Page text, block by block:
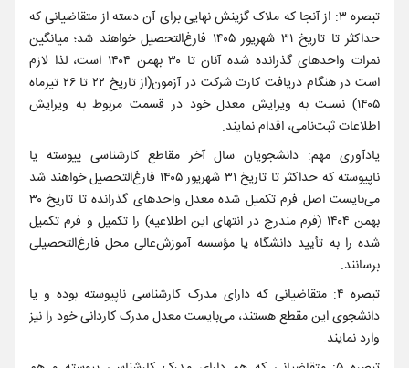
تبصره ۳: از آنجا که ملاک گزینش نهایی برای آن دسته از متقاضیانی که
حداکثر تا تاریخ ۳۱ شهریور ۱۴۰۵ فارغ‌التحصیل خواهند شد؛ میانگین
نمرات واحدهای گذرانده شده آنان تا ۳۰ بهمن ۱۴۰۴ است، لذا لازم
است در هنگام دریافت کارت شرکت در آزمون(از تاریخ ۲۲ تا ۲۶ تیرماه
۱۴۰۵) نسبت به ویرایش معدل خود در قسمت مربوط به ویرایش
اطلاعات ثبت‌نامی، اقدام نمایند.
یادآوری مهم: دانشجویان سال آخر مقاطع کارشناسی پیوسته یا
ناپیوسته که حداکثر تا تاریخ ۳۱ شهریور ۱۴۰۵ فارغ‌التحصیل خواهند شد
می‌بایست اصل فرم تکمیل شده معدل واحدهای گذرانده تا تاریخ ۳۰
بهمن ۱۴۰۴ (فرم مندرج در انتهای این اطلاعیه) را تکمیل و فرم تکمیل
شده را به تأیید دانشگاه یا مؤسسه آموزش‌عالی محل فارغ‌التحصیلی
برسانند.
تبصره ‌۴: متقاضیانی که دارای مدرک کارشناسی ناپیوسته بوده و یا
دانشجوی این مقطع هستند، می‌بایست معدل مدرک کاردانی خود را نیز
وارد نمایند.